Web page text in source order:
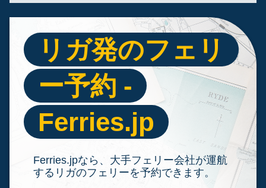
リガ発のフェリ
ー予約 -
Ferries.jp
Ferries.jpなら、大手フェリー会社が運航
するリガのフェリーを予約できます。